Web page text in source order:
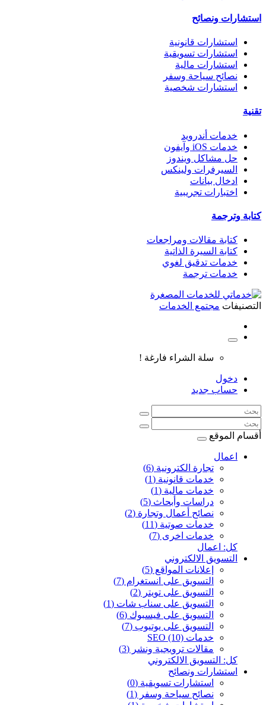
استشارات ونصائح
استشارات قانونية
استشارات تسويقية
استشارات مالية
نصائح سياحة وسفر
استشارات شخصية
تقنية
خدمات أندرويد
خدمات iOS وآيفون
حل مشاكل ويندوز
السيرفرات ولينكس
ادخال بيانات
اختبارات تجريبية
كتابة وترجمة
كتابة مقالات ومراجعات
كتابة السيرة الذاتية
خدمات تدقيق لغوي
خدمات ترجمة
التصنيفات مجتمع الخدمات
سلة الشراء فارغة !
دخول
حساب جديد
أقسام الموقع
اعمال
تجارة الكترونية (6)
خدمات قانونية (1)
خدمات مالية (1)
دراسات وأبحاث (5)
نصائح أعمال وتجارة (2)
خدمات صوتية (11)
خدمات اخرى (7)
كل: اعمال
التسويق الالكتروني
إعلانات المواقع (5)
التسويق على انستغرام (7)
التسويق على تويتر (2)
التسويق على سناب شات (1)
التسويق على فيسبوك (6)
التسويق على يوتيوب (7)
خدمات SEO (10)
مقالات ترويجية ونشر (3)
كل: التسويق الالكتروني
استشارات ونصائح
استشارات تسويقية (0)
نصائح سياحة وسفر (1)